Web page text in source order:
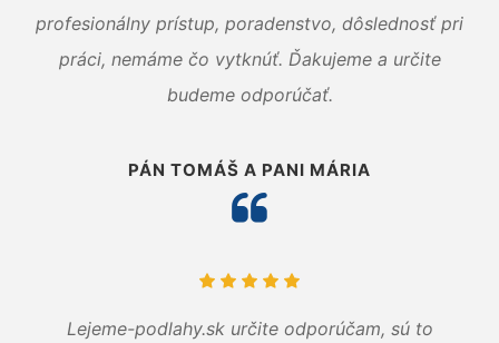
profesionálny prístup, poradenstvo, dôslednosť pri
práci, nemáme čo vytknúť. Ďakujeme a určite
budeme odporúčať.
PÁN TOMÁŠ A PANI MÁRIA
Lejeme-podlahy.sk určite odporúčam, sú to